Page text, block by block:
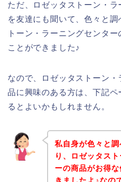
ただ、ロゼッタストーン・ラ
を友達にも聞いて、色々と調
トーン・ラーニングセンタ
ことができました♪
なので、ロゼッタストーン
品に興味のある方は、下記
るとよいかもしれません。
私自身が色々と
り、ロゼッタス
ーの商品がお得
きましたよ♪なの